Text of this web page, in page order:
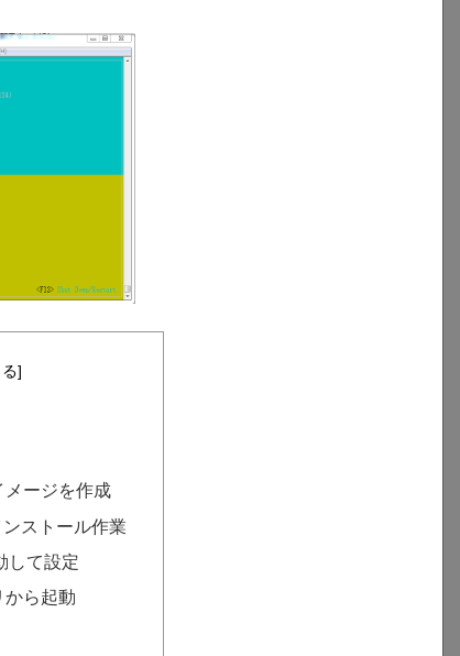
メージを作成
ストール作業
して設定
ら起動